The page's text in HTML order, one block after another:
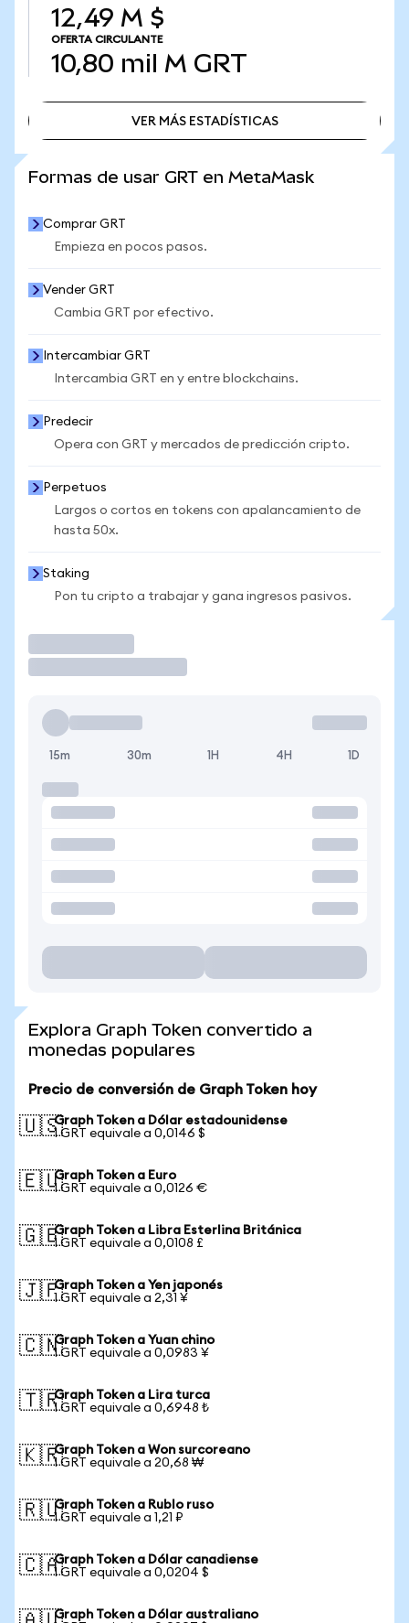
12,49 M $
OFERTA CIRCULANTE
10,80 mil M GRT
VER MÁS ESTADÍSTICAS
Formas de usar GRT en MetaMask
Comprar GRT
Empieza en pocos pasos.
Vender GRT
Cambia GRT por efectivo.
Intercambiar GRT
Intercambia GRT en y entre blockchains.
Predecir
Opera con GRT y mercados de predicción cripto.
Perpetuos
Largos o cortos en tokens con apalancamiento de
hasta 50x.
Staking
Pon tu cripto a trabajar y gana ingresos pasivos.
15m 30m 1H 4H 1D
Explora Graph Token convertido a
monedas populares
Precio de conversión de Graph Token hoy
🇺🇸Graph Token a Dólar estadounidense
1 GRT equivale a 0,0146 $
🇪🇺Graph Token a Euro
1 GRT equivale a 0,0126 €
🇬🇧Graph Token a Libra Esterlina Británica
1 GRT equivale a 0,0108 £
🇯🇵Graph Token a Yen japonés
1 GRT equivale a 2,31 ¥
🇨🇳Graph Token a Yuan chino
1 GRT equivale a 0,0983 ¥
🇹🇷Graph Token a Lira turca
1 GRT equivale a 0,6948 ₺
🇰🇷Graph Token a Won surcoreano
1 GRT equivale a 20,68 ₩
🇷🇺Graph Token a Rublo ruso
1 GRT equivale a 1,21 ₽
🇨🇦Graph Token a Dólar canadiense
1 GRT equivale a 0,0204 $
Graph Token a Dólar australiano